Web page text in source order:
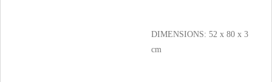
DIMENSIONS: 52 x 80 x 3
cm